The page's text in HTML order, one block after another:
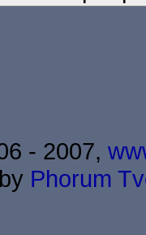
- 2007,
Phorum